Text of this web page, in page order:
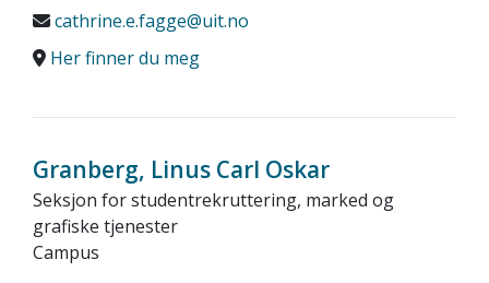
cathrine.e.fagge@uit.no
Her finner du meg
Granberg, Linus Carl Oskar
Seksjon for studentrekruttering, marked og
grafiske tjenester
Campus